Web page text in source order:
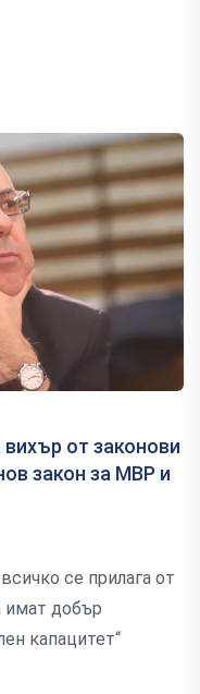
от законови
закон за МВР и
се прилага от
имат добър
капацитет“